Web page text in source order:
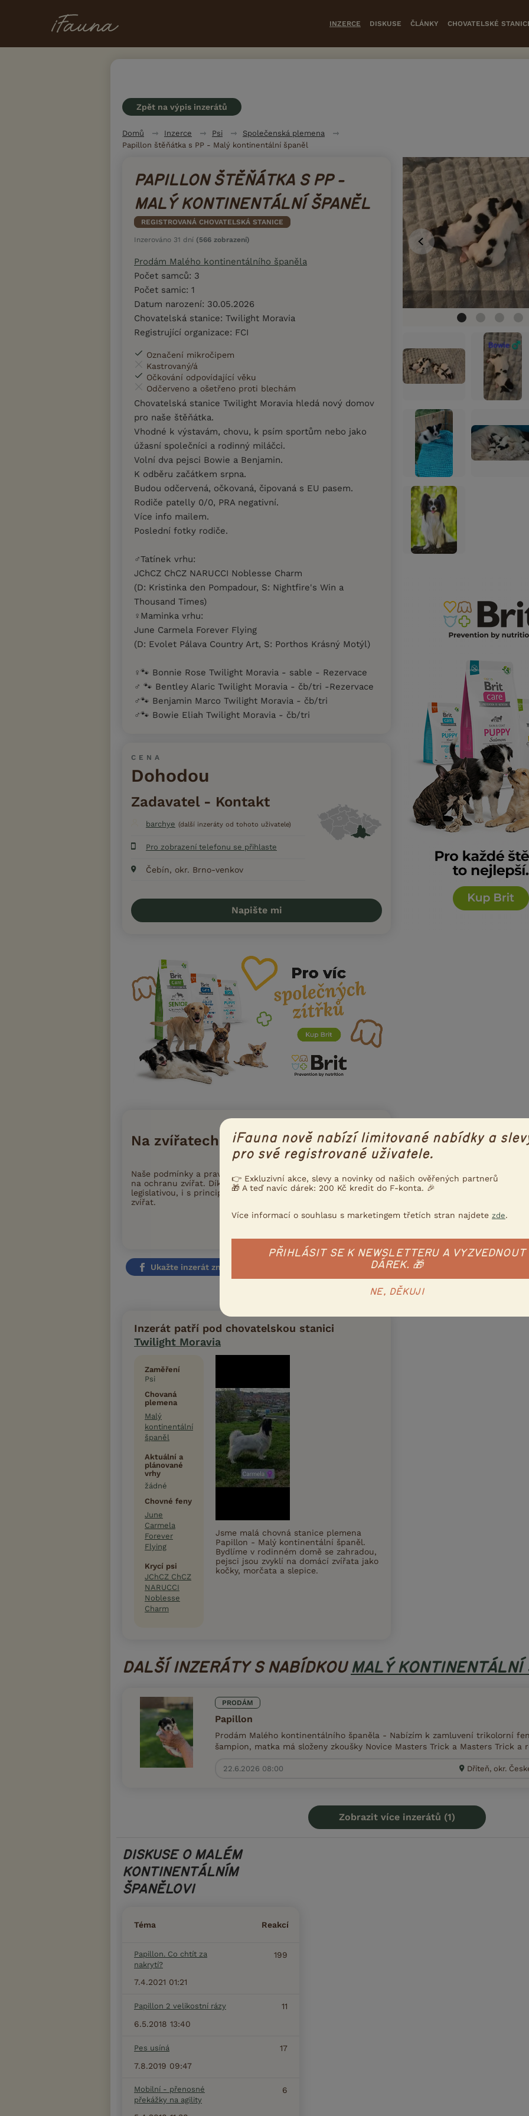
INZERCE DISKUSE ČLÁNKY CHOVATELSKÉ
Zpět na výpis inzerátů
Domů Inzerce Psi
Společenská plemena
Papillon štěňátka s PP - Malý kontinentální španěl
PAPILLON ŠTĚŇÁTKA S PP -
MALÝ KONTINENTÁLNÍ ŠPANĚL
REGISTROVANÁ CHOVATELSKÁ STANICE
Inzerováno 31 dní (566 zobrazení)
Prodám Malého kontinentálního španěla
Počet samců: 3
Počet samic: 1
Datum narození: 30.05.2026
Chovatelská stanice: Twilight Moravia
Registrující organizace: FCI
Označení mikročipem
Kastrovaný/á
Očkování odpovídající věku
Odčerveno a ošetřeno proti blechám
Chovatelská stanice Twilight Moravia hledá nový domov
pro naše štěňátka.
Vhodné k výstavám, chovu, k psím sportům nebo jako
úžasní společníci a rodinný miláčci.
Volní dva pejsci Bowie a Benjamin.
K odběru začátkem srpna.
Budou odčervená, očkovaná, čipovaná s EU pasem.
Rodiče patelly 0/0, PRA negativní.
Více info mailem.
Poslední fotky rodiče.
♂️Tatínek vrhu:
JChCZ ChCZ NARUCCI Noblesse Charm
(D: Kristinka den Pompadour, S: Nightfire's Win a
Thousand Times)
♀️Maminka vrhu:
June Carmela Forever Flying
(D: Evolet Pálava Country Art, S: Porthos Krásný Motýl)
♀️🐾 Bonnie Rose Twilight Moravia - sable - Rezervace
♂️ 🐾 Bentley Alaric Twilight Moravia - čb/tri -Rezervace
♂️🐾 Benjamin Marco Twilight Moravia - čb/tri
♂️🐾 Bowie Eliah Twilight Moravia - čb/tri
CENA
Dohodou
Zadavatel - Kontakt
barchye (další inzeráty od tohoto uživatele)
Pro zobrazení telefonu se přihlaste
Čebín, okr. Brno-venkov
Napište mi
Na zvířatech záleží
Naše podmínky a pravidla inzerce konzultujeme s Nadací
na ochranu zvířat. Díky tomu iFauna drží krok s aktuální
legislativou, i s principy moderního a etického chovu
zvířat.
Přečtete si víc
Ukažte inzerát známým! Poslat inzerát e-mailem
Inzerát patří pod chovatelskou stanici
Twilight Moravia
Zaměření
Psi
Chovaná
plemena
Malý
kontinentální
španěl
Aktuální a
plánované
vrhy
žádné
Chovné feny
June
Carmela
Forever
Flying
Krycí psi
JChCZ ChCZ
NARUCCI
Noblesse
Charm
Jsme malá chovná stanice plemena
Papillon - Malý kontinentální španěl.
Bydlíme v rodinném domě se zahradou,
pejsci jsou zvyklí na domácí zvířata jako
kočky, morčata a slepice.
DALŠÍ INZERÁTY S NABÍDKOU MALÝ KONTINENTÁLNÍ
PRODÁM
Papillon
Prodám Malého kontinentálního španěla - Nabízím k zamluvení trikolorní
šampion, matka má složeny zkoušky Novice Masters Trick a Masters Trick a
22.6.2026 08:00 Dříteň, okr.
Zobrazit více inzerátů (1)
DISKUSE O MALÉM
KONTINENTÁLNÍM
ŠPANĚLOVI
Téma Reakcí
Papillon. Co chtít za
nakrytí?
199
7.4.2021 01:21
Papillon 2 velikostní rázy
11
6.5.2018 13:40
Pes usíná
17
7.8.2019 09:47
Mobilní - přenosné
překážky na agility
6
iFauna nově nabízí limitované nabídky a
pro své registrované uživatele.
👉 Exkluzivní akce, slevy a novinky od našich ověřených partnerů
🎁 A teď navíc dárek: 200 Kč kredit do F-konta. 🎉
Více informací o souhlasu s marketingem třetích stran najdete zde.
PŘIHLÁSIT SE K NEWSLETTERU A VYZVEDNOUT
DÁREK. 🎁
NE, DĚKUJI